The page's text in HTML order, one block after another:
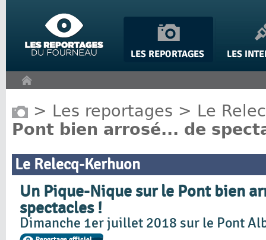
> Les reportages > Le
Pont bien arrosé... de
Le Relecq-Kerhuon
Un Pique-Nique sur le Pont bien
spectacles !
Dimanche 1er juillet 2018 sur le Pont